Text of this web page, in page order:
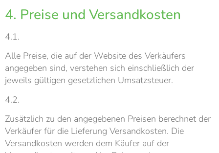
4. Preise und Versandkosten
4.1.
Alle Preise, die auf der Website des Verkäufers
angegeben sind, verstehen sich einschließlich der
jeweils gültigen gesetzlichen Umsatzsteuer.
4.2.
Zusätzlich zu den angegebenen Preisen berechnet der
Verkäufer für die Lieferung Versandkosten. Die
Versandkosten werden dem Käufer auf der